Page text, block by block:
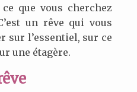
que vous cherchez
un rêve qui vous
sur l’essentiel, sur ce
une étagère.